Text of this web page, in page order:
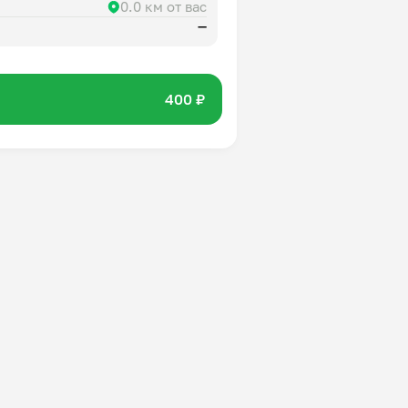
0.0 км от вас
—
400 ₽